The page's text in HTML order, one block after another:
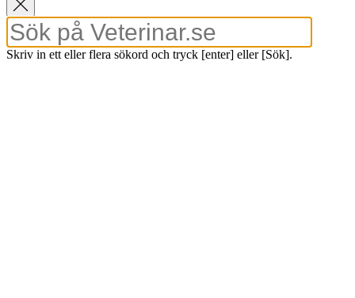
Skriv in ett eller flera sökord och tryck [enter] eller [Sök].